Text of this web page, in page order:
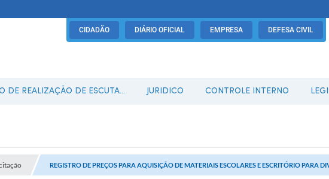
CIDADÃO DIÁRIO OFICIAL EMPRESA DEFESA CIVIL
DE REALIZAÇÃO DE ESCUTA... JURIDICO CONTROLE INTERNO
REGISTRO DE PREÇOS PARA AQUISIÇÃO DE MATERIAIS ESCOLARES E ESCRITÓRIO PARA